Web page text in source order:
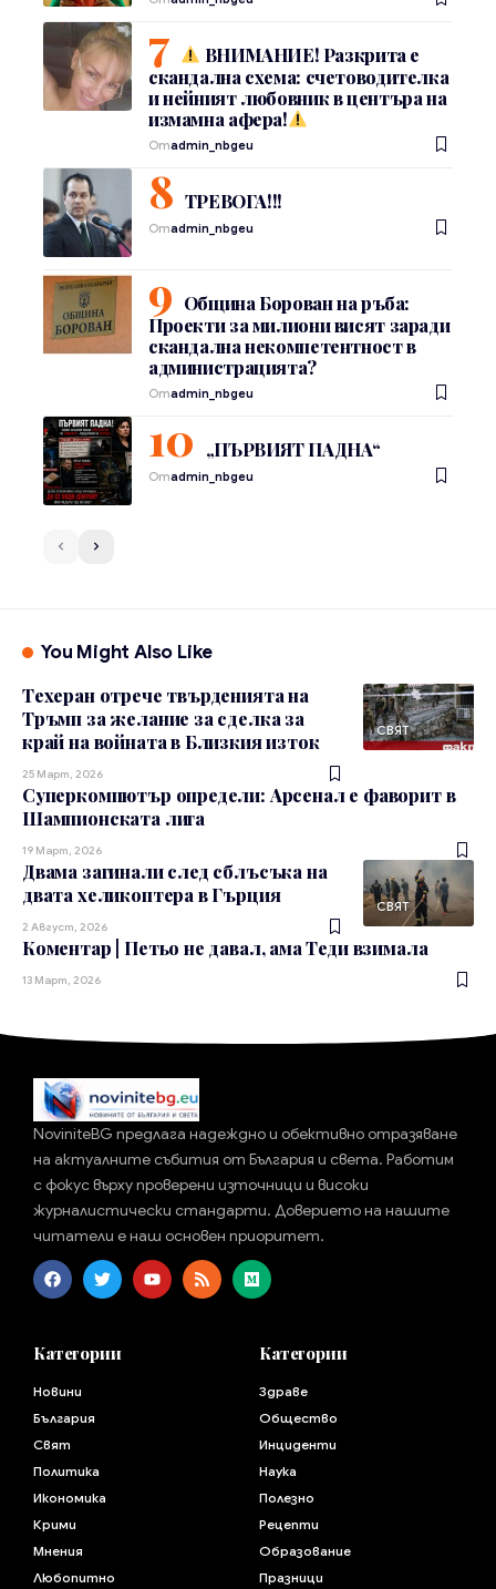
ВНИМАНИЕ! Разкрита е
скандална схема: счетоводителка
и нейният любовник в центъра на
измамна афера!
Отadmin_nbgeu
ТРЕВОГА!!!
Отadmin_nbgeu
Община Борован на ръба:
Проекти за милиони висят заради
скандална некомпетентност в
администрацията?
Отadmin_nbgeu
„ПЪРВИЯТ ПАДНА“
Отadmin_nbgeu
You Might Also Like
СВЯТ
Техеран отрече твърденията на
Тръмп за желание за сделка за
край на войната в Близкия изток
25 Март, 2026
Суперкомпютър определи: Арсенал е фаворит в
Шампионската лига
19 Март, 2026
СВЯТ
Двама загинали след сблъсъка на
двата хеликоптера в Гърция
2 Август, 2026
Коментар | Петьо не давал, ама Теди взимала
13 Март, 2026
NoviniteBG предлага надеждно и обективно отразяване
на актуалните събития от България и света. Работим
с фокус върху проверени източници и високи
журналистически стандарти. Доверието на нашите
читатели е наш основен приоритет.
Категории
Новини
България
Свят
Политика
Икономика
Крими
Мнения
Любопитно
Категории
Здраве
Общество
Инциденти
Наука
Полезно
Рецепти
Образование
Празници